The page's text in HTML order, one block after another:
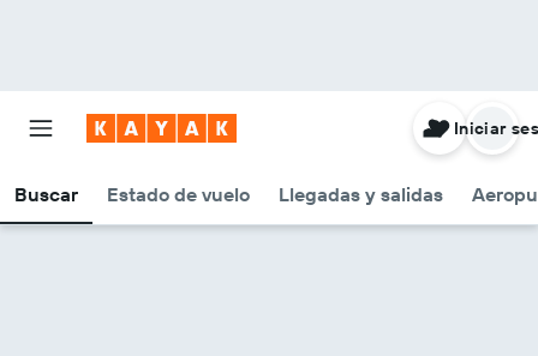
Buscar Estado de vuelo Llegadas y salidas
Iniciar